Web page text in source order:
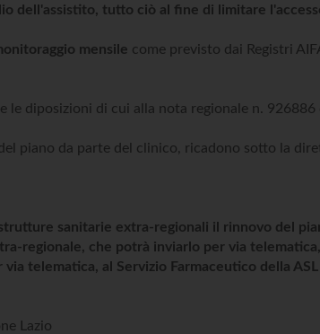
dell'assistito, tutto ciò al fine di limitare
mensile come previsto dai Registri
le diposizioni di cui alla nota regionale n. 926886
piano da parte del clinico, ricadono sotto la
sanitarie extra-regionali il rinnovo del
regionale, che potrà inviarlo per via telematica,
telematica, al Servizio Farmaceutico della ASL
Lazio